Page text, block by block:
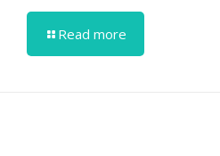
Read more